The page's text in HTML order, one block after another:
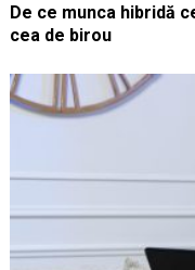
De ce munca hibridă
cea de birou